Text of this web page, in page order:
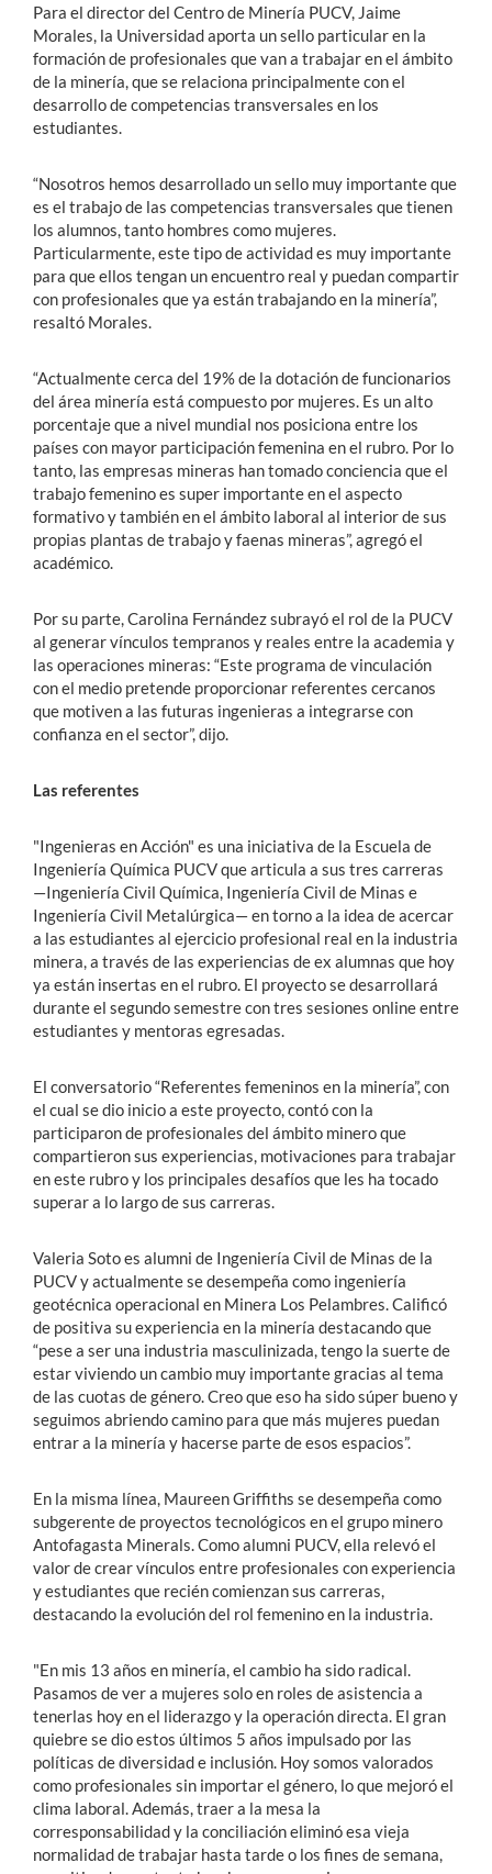
Para el director del Centro de Minería PUCV, Jaime
Morales, la Universidad aporta un sello particular en la
formación de profesionales que van a trabajar en el ámbito
de la minería, que se relaciona principalmente con el
desarrollo de competencias transversales en los
estudiantes.
“Nosotros hemos desarrollado un sello muy importante que
es el trabajo de las competencias transversales que tienen
los alumnos, tanto hombres como mujeres.
Particularmente, este tipo de actividad es muy importante
para que ellos tengan un encuentro real y puedan compartir
con profesionales que ya están trabajando en la minería”,
resaltó Morales.
“Actualmente cerca del 19% de la dotación de funcionarios
del área minería está compuesto por mujeres. Es un alto
porcentaje que a nivel mundial nos posiciona entre los
países con mayor participación femenina en el rubro. Por lo
tanto, las empresas mineras han tomado conciencia que el
trabajo femenino es super importante en el aspecto
formativo y también en el ámbito laboral al interior de sus
propias plantas de trabajo y faenas mineras”, agregó el
académico.
Por su parte, Carolina Fernández subrayó el rol de la PUCV
al generar vínculos tempranos y reales entre la academia y
las operaciones mineras: “Este programa de vinculación
con el medio pretende proporcionar referentes cercanos
que motiven a las futuras ingenieras a integrarse con
confianza en el sector”, dijo.
Las referentes
"Ingenieras en Acción" es una iniciativa de la Escuela de
Ingeniería Química PUCV que articula a sus tres carreras
—Ingeniería Civil Química, Ingeniería Civil de Minas e
Ingeniería Civil Metalúrgica— en torno a la idea de acercar
a las estudiantes al ejercicio profesional real en la industria
minera, a través de las experiencias de ex alumnas que hoy
ya están insertas en el rubro. El proyecto se desarrollará
durante el segundo semestre con tres sesiones online entre
estudiantes y mentoras egresadas.
El conversatorio “Referentes femeninos en la minería”, con
el cual se dio inicio a este proyecto, contó con la
participaron de profesionales del ámbito minero que
compartieron sus experiencias, motivaciones para trabajar
en este rubro y los principales desafíos que les ha tocado
superar a lo largo de sus carreras.
Valeria Soto es alumni de Ingeniería Civil de Minas de la
PUCV y actualmente se desempeña como ingeniería
geotécnica operacional en Minera Los Pelambres. Calificó
de positiva su experiencia en la minería destacando que
“pese a ser una industria masculinizada, tengo la suerte de
estar viviendo un cambio muy importante gracias al tema
de las cuotas de género. Creo que eso ha sido súper bueno y
seguimos abriendo camino para que más mujeres puedan
entrar a la minería y hacerse parte de esos espacios”.
En la misma línea, Maureen Griffiths se desempeña como
subgerente de proyectos tecnológicos en el grupo minero
Antofagasta Minerals. Como alumni PUCV, ella relevó el
valor de crear vínculos entre profesionales con experiencia
y estudiantes que recién comienzan sus carreras,
destacando la evolución del rol femenino en la industria.
"En mis 13 años en minería, el cambio ha sido radical.
Pasamos de ver a mujeres solo en roles de asistencia a
tenerlas hoy en el liderazgo y la operación directa. El gran
quiebre se dio estos últimos 5 años impulsado por las
políticas de diversidad e inclusión. Hoy somos valorados
como profesionales sin importar el género, lo que mejoró el
clima laboral. Además, traer a la mesa la
corresponsabilidad y la conciliación eliminó esa vieja
normalidad de trabajar hasta tarde o los fines de semana,